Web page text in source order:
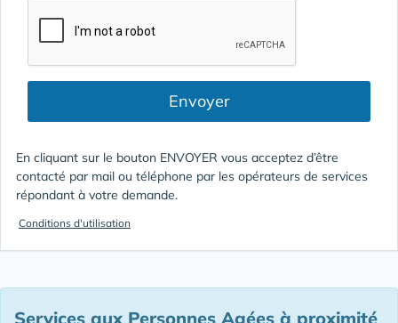
Envoyer
En cliquant sur le bouton ENVOYER vous acceptez d’être
contacté par mail ou téléphone par les opérateurs de services
répondant à votre demande.
Conditions d'utilisation
Services aux Personnes Agées à proximité